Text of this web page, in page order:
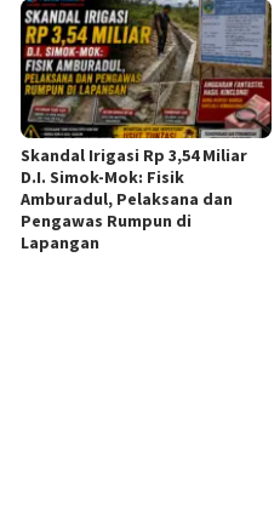
Skandal Irigasi Rp 3,54 Miliar
D.I. Simok-Mok: Fisik
Amburadul, Pelaksana dan
Pengawas Rumpun di
Lapangan